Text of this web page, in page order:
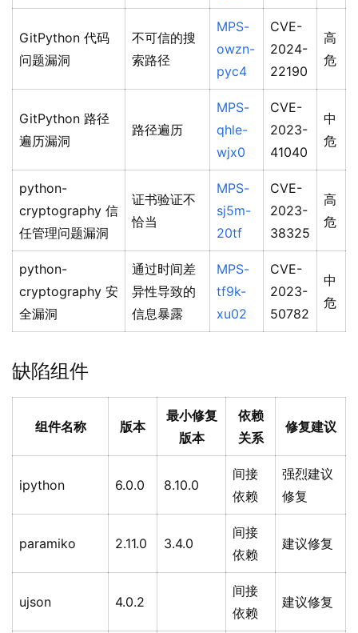
GitPython 代码
问题漏洞
不可信的搜
索路径
MPS-
owzn-
pyc4
CVE-
2024-
22190
高
危
GitPython 路径
遍历漏洞
路径遍历
MPS-
qhle-
wjx0
CVE-
2023-
41040
中
危
python-
cryptography 信
任管理问题漏洞
证书验证不
恰当
MPS-
sj5m-
20tf
CVE-
2023-
38325
高
危
python-
cryptography 安
全漏洞
通过时间差
异性导致的
信息暴露
MPS-
tf9k-
xu02
CVE-
2023-
50782
中
危
缺陷组件
组件名称 版本
最小修复
版本
依赖
关系
修复建议
ipython 6.0.0 8.10.0
间接
依赖
强烈建议
修复
paramiko 2.11.0 3.4.0
间接
依赖
建议修复
ujson 4.0.2
间接
依赖
建议修复